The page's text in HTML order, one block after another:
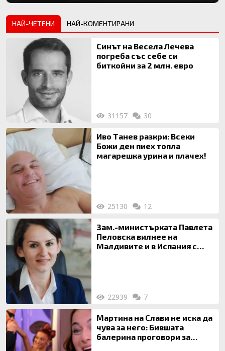
НАЙ-ЧЕТЕНИ НАЙ-КОМЕНТИРАНИ
Синът на Весела Лечева
погреба със себе си
биткойни за 2 млн. евро
31157 30
Иво Танев разкри: Всеки
Божи ден пиех топла
магарешка урина и плачех!
25130 12
Зам.-министърката Павлета
Пеловска вилнее на
Малдивите и в Испания с
22939 7
Мартина на Слави не иска да
чува за него: Бившата
балерина проговори за